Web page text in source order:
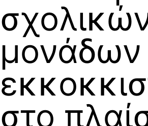
μονάδων
στο